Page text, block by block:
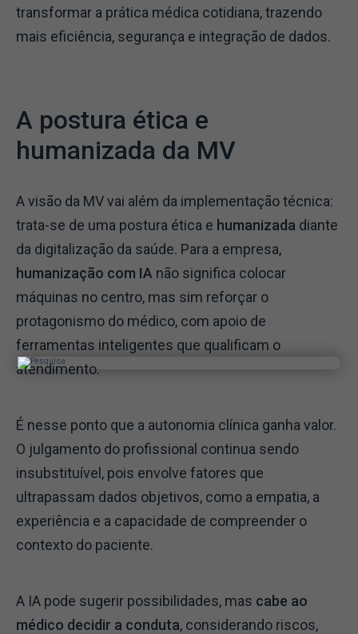
transformar a prática médica cotidiana, trazendo
mais eficiência, segurança e integração de dados.
A postura ética e
humanizada da MV
A visão da MV vai além da implementação técnica:
trata-se de uma postura ética e humanizada diante
da digitalização da saúde. Para a empresa,
humanização com IA não significa colocar
máquinas no centro, mas sim reforçar o
protagonismo do médico, com apoio de
ferramentas inteligentes que qualificam o
atendimento.
É nesse ponto que a autonomia clínica ganha valor.
O julgamento do profissional continua sendo
insubstituível, pois envolve fatores que
ultrapassam dados objetivos, como a empatia, a
experiência e a capacidade de compreender o
contexto do paciente.
A IA pode sugerir possibilidades, mas cabe ao
médico decidir a conduta, considerando riscos,